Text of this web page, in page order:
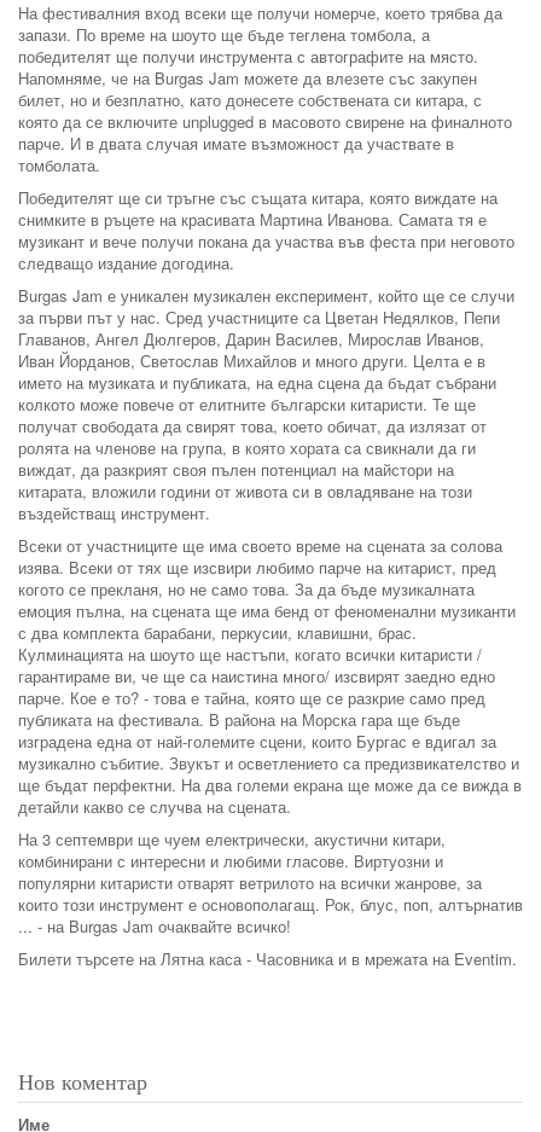
На фестивалния вход всеки ще получи номерче, което трябва да
запази. По време на шоуто ще бъде теглена томбола, а
победителят ще получи инструмента с автографите на място.
Напомняме, че на Burgas Jam можете да влезете със закупен
билет, но и безплатно, като донесете собствената си китара, с
която да се включите unplugged в масовото свирене на финалното
парче. И в двата случая имате възможност да участвате в
томболата.
Победителят ще си тръгне със същата китара, която виждате на
снимките в ръцете на красивата Мартина Иванова. Самата тя е
музикант и вече получи покана да участва във феста при неговото
следващо издание догодина.
Burgas Jam е уникален музикален експеримент, който ще се случи
за първи път у нас. Сред участниците са Цветан Недялков, Пепи
Главанов, Ангел Дюлгеров, Дарин Василев, Мирослав Иванов,
Иван Йорданов, Светослав Михайлов и много други. Целта е в
името на музиката и публиката, на една сцена да бъдат събрани
колкото може повече от елитните български китаристи. Те ще
получат свободата да свирят това, което обичат, да излязат от
ролята на членове на група, в която хората са свикнали да ги
виждат, да разкрият своя пълен потенциал на майстори на
китарата, вложили години от живота си в овладяване на този
въздействащ инструмент.
Всеки от участниците ще има своето време на сцената за солова
изява. Всеки от тях ще изсвири любимо парче на китарист, пред
когото се прекланя, но не само това. За да бъде музикалната
емоция пълна, на сцената ще има бенд от феноменални музиканти
с два комплекта барабани, перкусии, клавишни, брас.
Кулминацията на шоуто ще настъпи, когато всички китаристи /
гарантираме ви, че ще са наистина много/ изсвирят заедно едно
парче. Кое е то? - това е тайна, която ще се разкрие само пред
публиката на фестивала. В района на Морска гара ще бъде
изградена една от най-големите сцени, които Бургас е вдигал за
музикално събитие. Звукът и осветлението са предизвикателство и
ще бъдат перфектни. На два големи екрана ще може да се вижда в
детайли какво се случва на сцената.
На 3 септември ще чуем електрически, акустични китари,
комбинирани с интересни и любими гласове. Виртуозни и
популярни китаристи отварят ветрилото на всички жанрове, за
които този инструмент е основополагащ. Рок, блус, поп, алтърнатив
... - на Burgas Jam очаквайте всичко!
Билети търсете на Лятна каса - Часовника и в мрежата на Eventim.
Нов коментар
Име